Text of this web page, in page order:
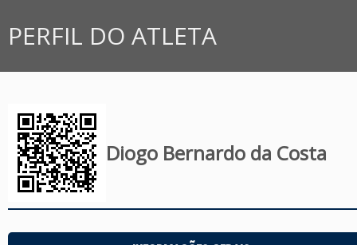
PERFIL DO ATLETA
Diogo Bernardo da Costa